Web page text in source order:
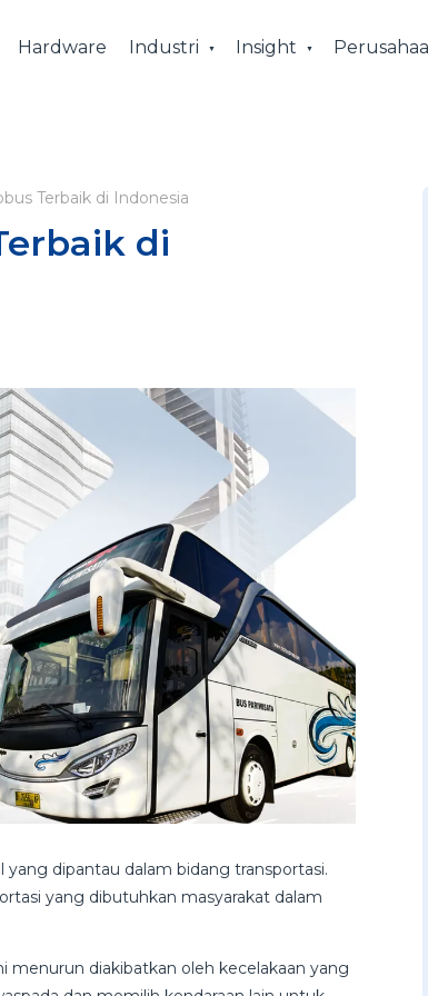
Hardware Industri Insight
Terbaik di Indonesia
di
yang dipantau dalam bidang transportasi.
yang dibutuhkan masyarakat dalam
menurun diakibatkan oleh kecelakaan yang